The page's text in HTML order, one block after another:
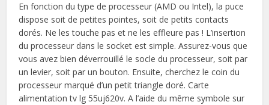
En fonction du type de processeur (AMD ou Intel), la puce
dispose soit de petites pointes, soit de petits contacts
dorés. Ne les touche pas et ne les effleure pas ! L’insertion
du processeur dans le socket est simple. Assurez-vous que
vous avez bien déverrouillé le socle du processeur, soit par
un levier, soit par un bouton. Ensuite, cherchez le coin du
processeur marqué d’un petit triangle doré. Carte
alimentation tv lg 55uj620v. A l’aide du même symbole sur